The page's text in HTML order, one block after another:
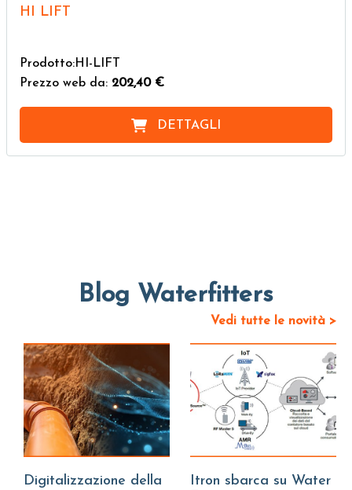
HI LIFT
Prodotto:HI-LIFT
Prezzo web da: 202,40 €
DETTAGLI
Blog Waterfitters
Vedi tutte le novità >
Digitalizzazione della
Itron sbarca su Water